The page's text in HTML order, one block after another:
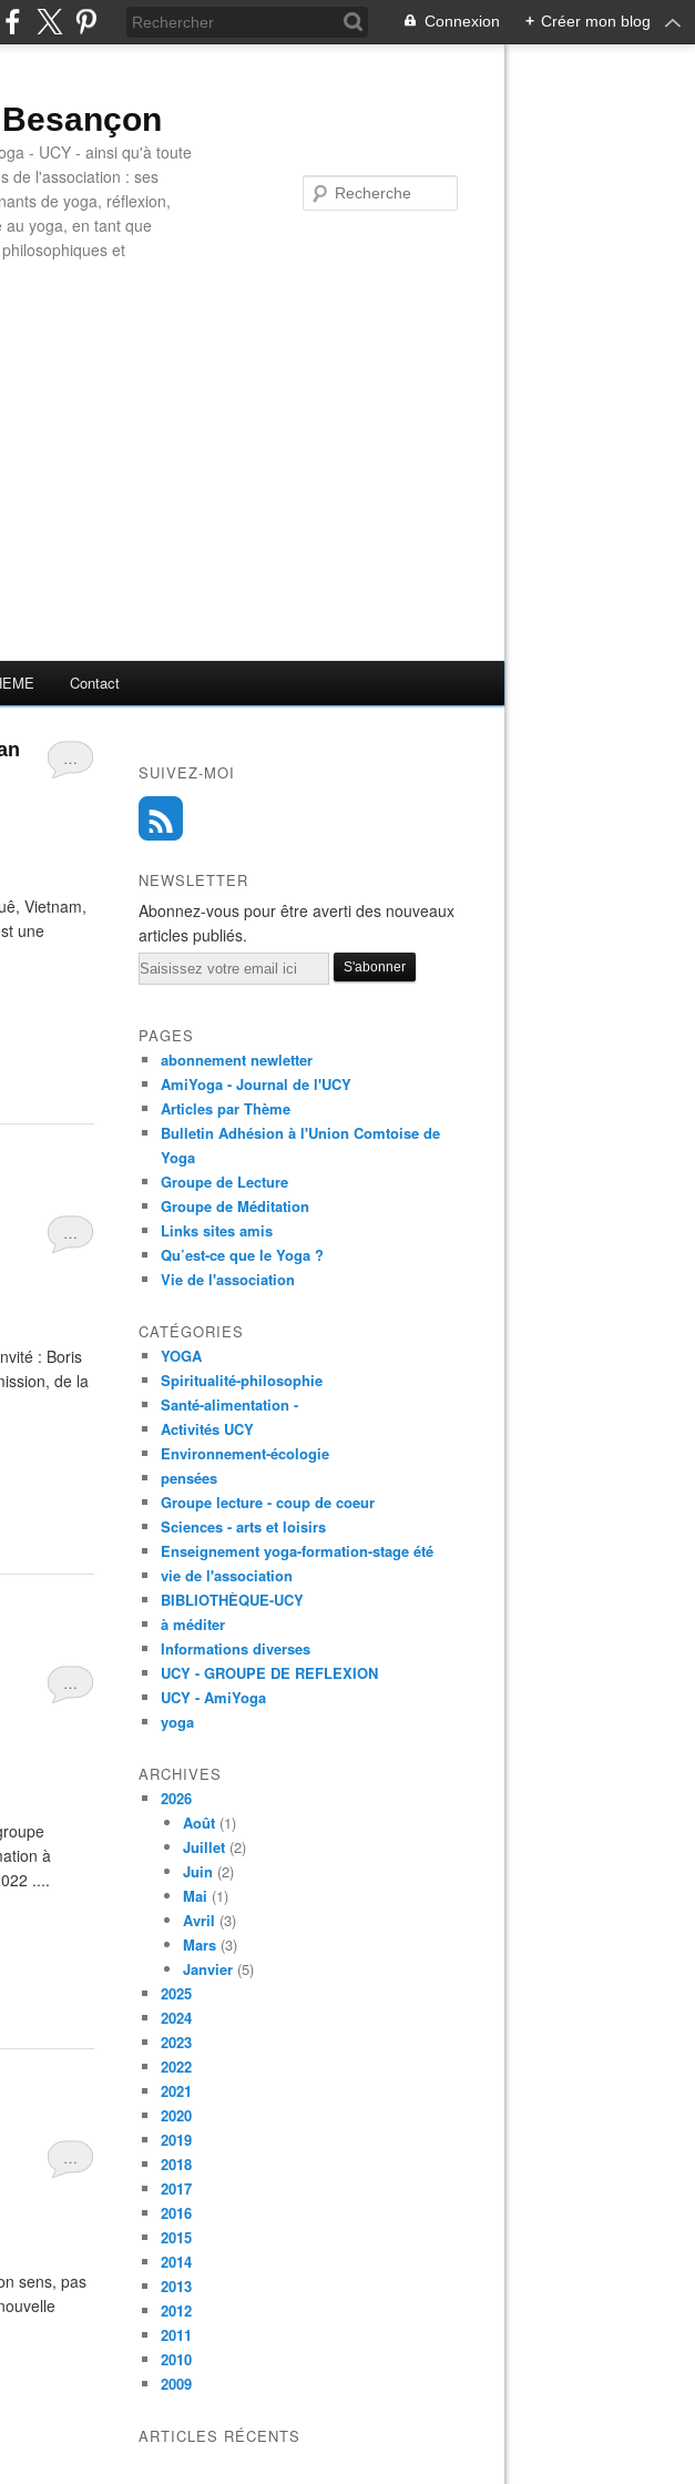
Connexion + Créer mon blog
- UCY - ainsi qu'à toute
de l'association : ses
de yoga, réflexion,
au yoga, en tant que
et
Contact
…
Vietnam,
une
…
: Boris
de la
…
à
....
…
sens, pas
SUIVEZ-MOI
NEWSLETTER
Abonnez-vous pour être averti des nouveaux
articles publiés.
Email
PAGES
abonnement newletter
AmiYoga - Journal de l'UCY
Articles par Thème
Bulletin Adhésion à l'Union Comtoise de
Yoga
Groupe de Lecture
Groupe de Méditation
Links sites amis
Qu’est-ce que le Yoga ?
Vie de l'association
CATÉGORIES
YOGA
Spiritualité-philosophie
Santé-alimentation -
Activités UCY
Environnement-écologie
pensées
Groupe lecture - coup de coeur
Sciences - arts et loisirs
Enseignement yoga-formation-stage été
vie de l'association
BIBLIOTHÈQUE-UCY
à méditer
Informations diverses
UCY - GROUPE DE REFLEXION
UCY - AmiYoga
yoga
ARCHIVES
2026
Août (1)
Juillet (2)
Juin (2)
Mai (1)
Avril (3)
Mars (3)
Janvier (5)
2025
2024
2023
2022
2021
2020
2019
2018
2017
2016
2015
2014
2013
2012
2011
2010
2009
ARTICLES RÉCENTS